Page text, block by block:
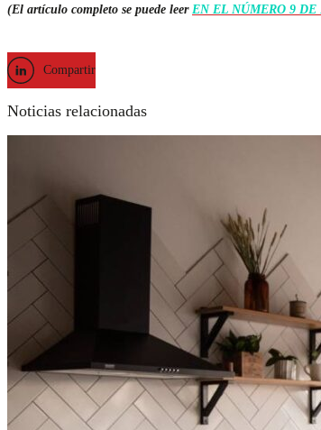
(El artículo completo se puede leer EN EL NÚMERO 9
Compartir
Noticias relacionadas